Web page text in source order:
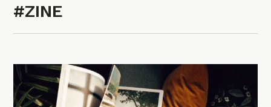
#ZINE